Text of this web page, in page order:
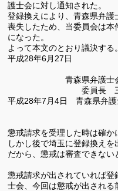
護士会に対し通知された。
登録換えにより、青森県弁
喪失したため、当委員会は本
になった。
よって本文のとおり議決する。
平成28年6月27日
青森県弁護士会綱
委員長 三上
平成28年7月4日 青森県弁
懲戒請求を受理した時は確か
しかし後で埼玉に登録換えを
だから、懲戒は審査できない
懲戒請求が出されていれば
士会、今回は懲戒が出され